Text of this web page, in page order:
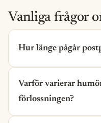
Vanliga frågor
Hur länge pågår
Varför varierar
förlossningen?